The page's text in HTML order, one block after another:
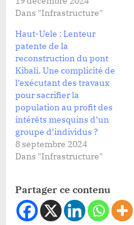
Dans "Infrastructure"
Haut-Uele : Lenteur
patente de la
reconstruction du pont
Kibali. Une complicité de
l’exécutant des travaux
pour sacrifier la
population au profit des
intérêts mesquins d’un
groupe d’individus ?
8 septembre 2024
Dans "Infrastructure"
Partager ce contenu